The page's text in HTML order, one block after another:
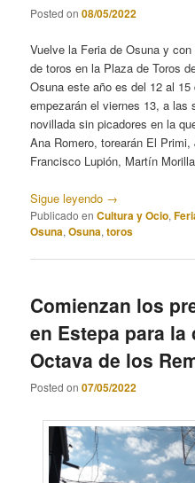
Posted on08/05/2022
Vuelve la Feria de Osuna y
de toros en la Plaza de Toros
Osuna este año es del 12 al
empezarán el viernes 13, a las
novillada sin picadores en la
Ana Romero, torearán El
Francisco Lupión, Martín
Sigue leyendo →
Publicado en Cultura y Ocio,
Osuna,Osuna,toros
Comienzan los
en Estepa para la
Octava de los
Posted on07/05/2022